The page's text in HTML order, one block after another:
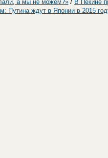
а мы не можем?» / В Пекине
Путина ждут в Японии в 2015